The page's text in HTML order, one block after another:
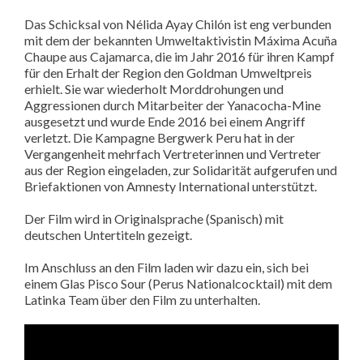
Das Schicksal von Nélida Ayay Chilón ist eng verbunden
mit dem der bekannten Umweltaktivistin Máxima Acuña
Chaupe aus Cajamarca, die im Jahr 2016 für ihren Kampf
für den Erhalt der Region den Goldman Umweltpreis
erhielt. Sie war wiederholt Morddrohungen und
Aggressionen durch Mitarbeiter der Yanacocha-Mine
ausgesetzt und wurde Ende 2016 bei einem Angriff
verletzt. Die Kampagne Bergwerk Peru hat in der
Vergangenheit mehrfach Vertreterinnen und Vertreter
aus der Region eingeladen, zur Solidarität aufgerufen und
Briefaktionen von Amnesty International unterstützt.
Der Film wird in Originalsprache (Spanisch) mit
deutschen Untertiteln gezeigt.
Im Anschluss an den Film laden wir dazu ein, sich bei
einem Glas Pisco Sour (Perus Nationalcocktail) mit dem
Latinka Team über den Film zu unterhalten.